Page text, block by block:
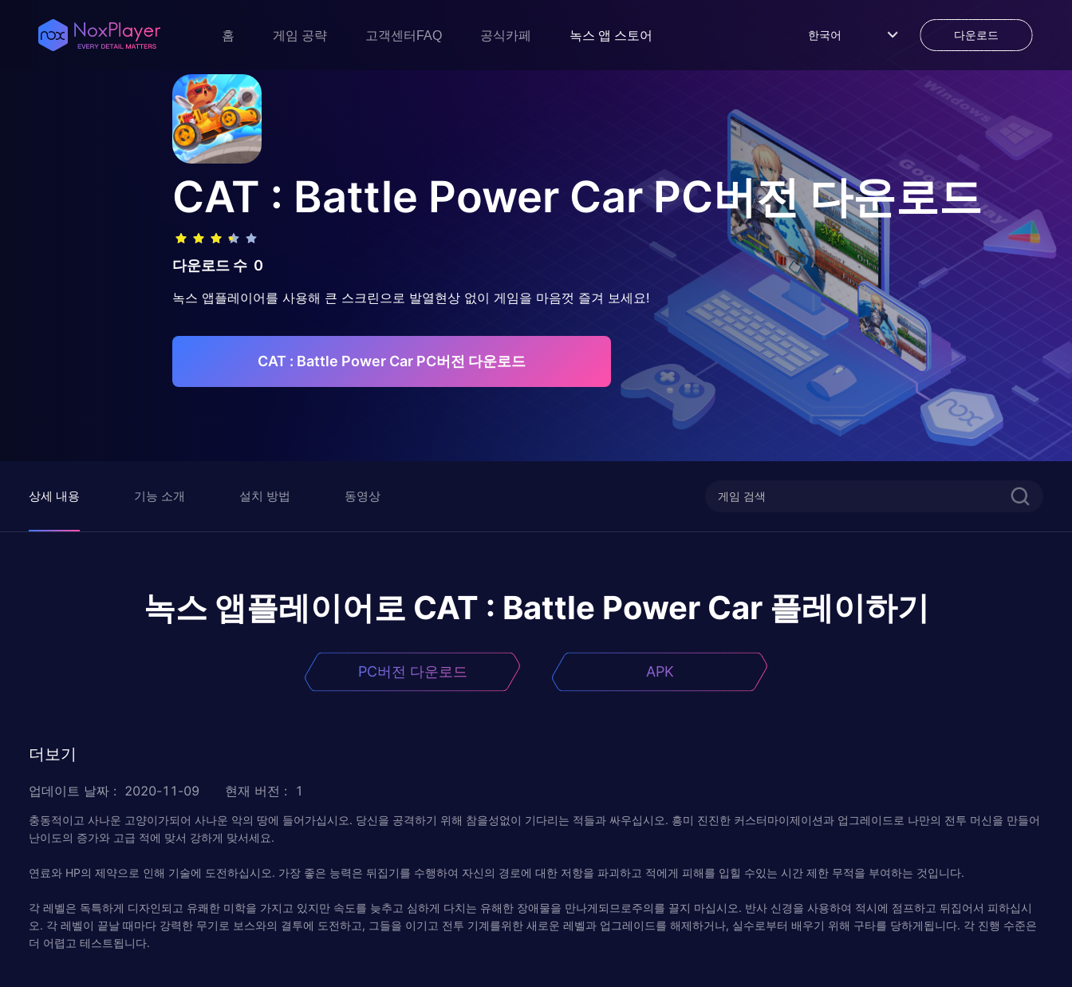
홈 게임 공략 고객센터FAQ 공식카페 녹스 앱 스토어 한국어 다운로드
CAT : Battle Power CarPC버전 다운로드
다운로드 수 0
녹스 앱플레이어를 사용해 큰 스크린으로 발열현상 없이 게임을 마음껏 즐겨 보세요!
CAT : Battle Power Car PC버전 다운로드
상세 내용 기능 소개 설치 방법 동영상
녹스 앱플레이어로 CAT : Battle Power Car 플레이하기
PC버전 다운로드 APK
더보기
업데이트 날짜 : 2020-11-09 현재 버전 : 1
충동적이고 사나운 고양이가되어 사나운 악의 땅에 들어가십시오. 당신을 공격하기 위해 참을성없이 기다리는 적들과 싸우십시오. 흥미 진진한 커스터마이제이션과 업그레이드로 나만의 전투 머신을 만들어
난이도의 증가와 고급 적에 맞서 강하게 맞서세요.
연료와 HP의 제약으로 인해 기술에 도전하십시오. 가장 좋은 능력은 뒤집기를 수행하여 자신의 경로에 대한 저항을 파괴하고 적에게 피해를 입힐 수있는 시간 제한 무적을 부여하는 것입니다.
각 레벨은 독특하게 디자인되고 유쾌한 미학을 가지고 있지만 속도를 늦추고 심하게 다치는 유해한 장애물을 만나게되므로주의를 끌지 마십시오. 반사 신경을 사용하여 적시에 점프하고 뒤집어서 피하십시
오. 각 레벨이 끝날 때마다 강력한 무기로 보스와의 결투에 도전하고, 그들을 이기고 전투 기계를위한 새로운 레벨과 업그레이드를 해제하거나, 실수로부터 배우기 위해 구타를 당하게됩니다. 각 진행 수준은
더 어렵고 테스트됩니다.